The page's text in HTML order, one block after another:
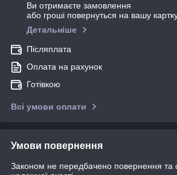
Ви отримаєте замовлення
або гроші повернуться на вашу
Детальніше
Післяплата
Оплата на рахунок
Готівкою
Всі умови оплати
Умови повернення
Законом не передбачено повернення та